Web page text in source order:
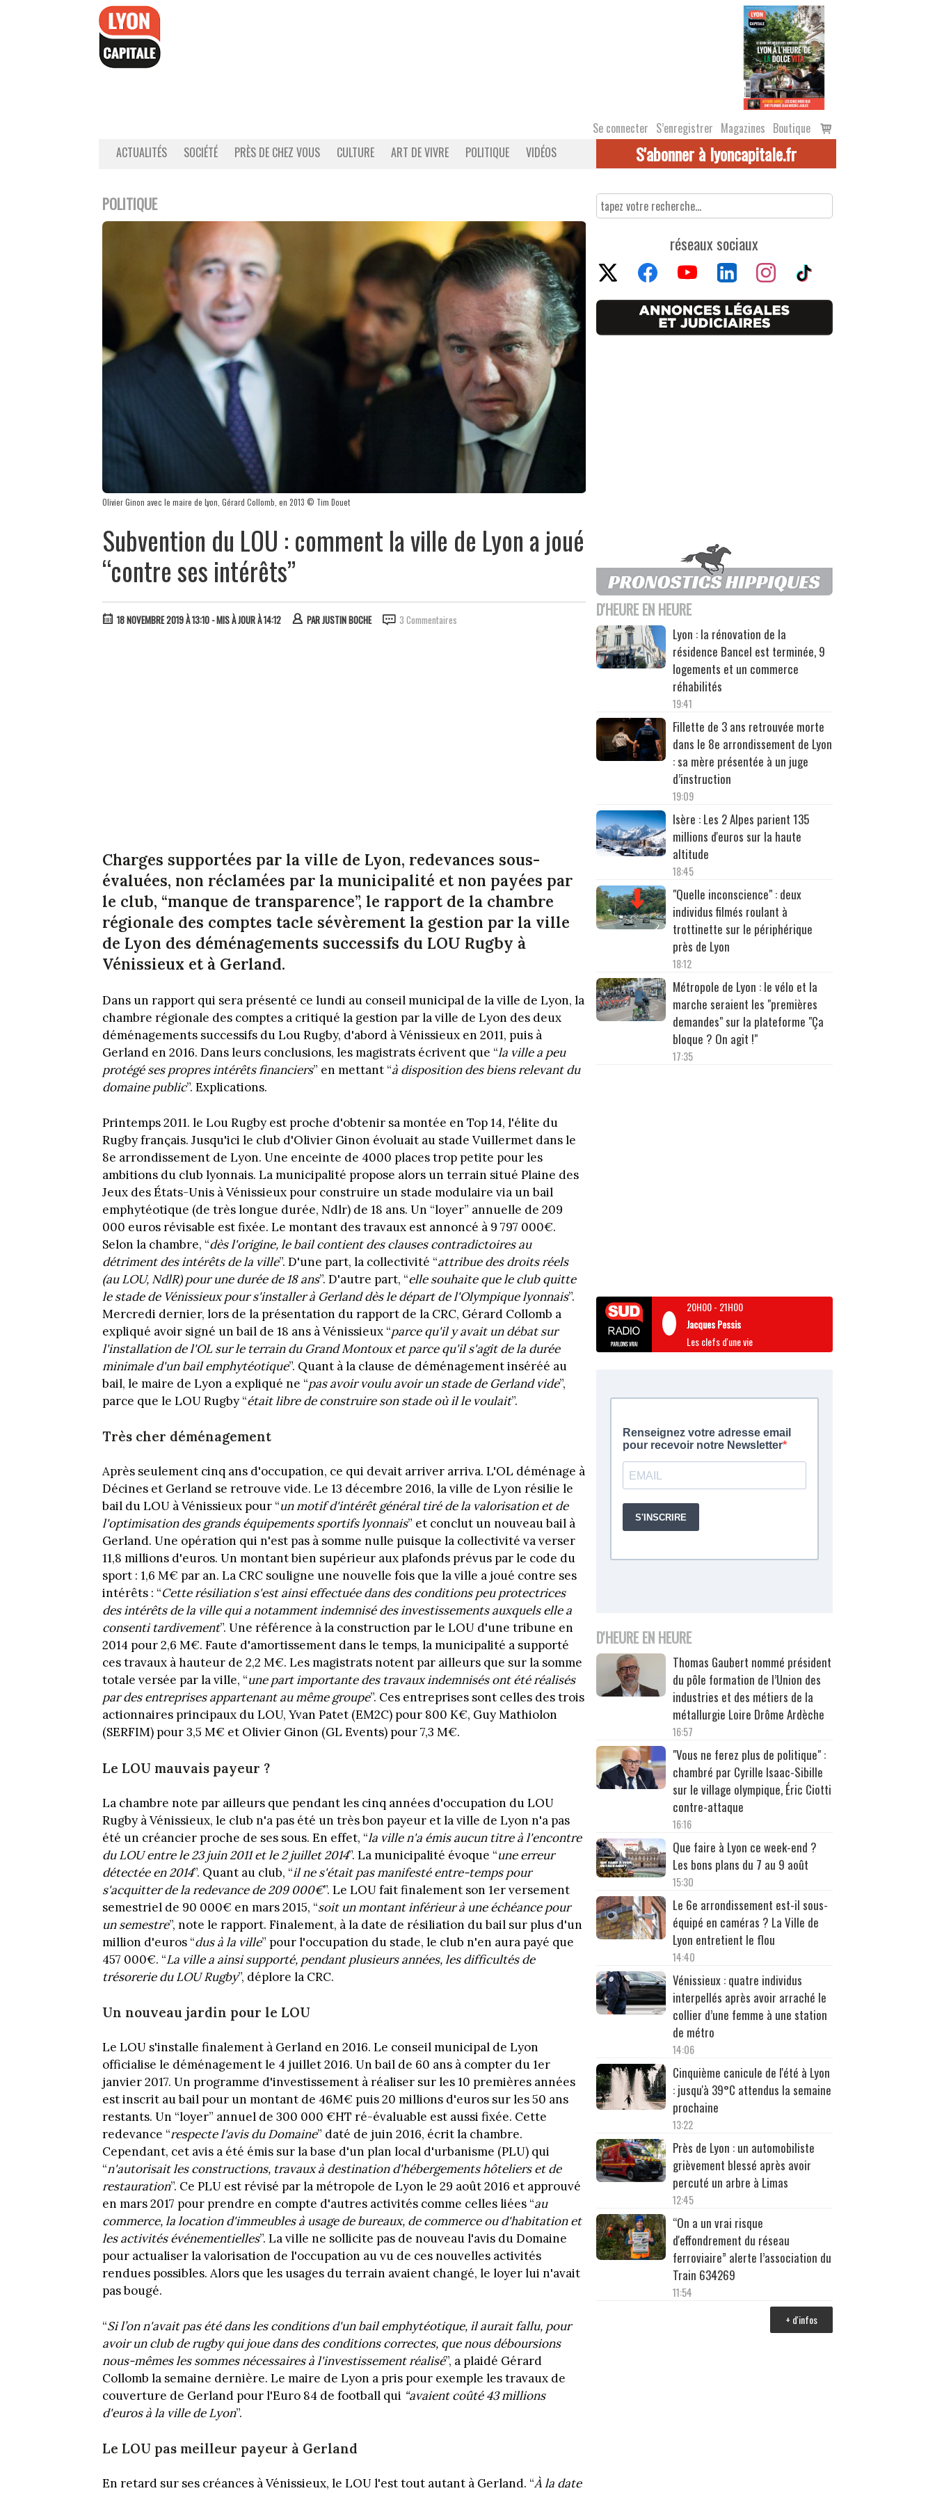
Se connecter S’enregistrer Magazines Boutique
Voir
le
ACTUALITÉS SOCIÉTÉ PRÈS DE CHEZ VOUS CULTURE ART DE VIVRE POLITIQUE VIDÉOS S'abonner à lyoncapitale.fr
POLITIQUE
Olivier Ginon avec le maire de Lyon, Gérard Collomb, en 2013 © Tim Douet
Subvention du LOU : comment la ville de Lyon a joué
“contre ses intérêts”
18 NOVEMBRE 2019 À 13:10 - MIS À JOUR À 14:12 PARJUSTIN BOCHE 3 Commentaires
Charges supportées par la ville de Lyon, redevances sous-
évaluées, non réclamées par la municipalité et non payées par
le club, “manque de transparence”, le rapport de la chambre
régionale des comptes tacle sévèrement la gestion par la ville
de Lyon des déménagements successifs du LOU Rugby à
Vénissieux et à Gerland.
Dans un rapport qui sera présenté ce lundi au conseil municipal de la ville de Lyon, la
chambre régionale des comptes a critiqué la gestion par la ville de Lyon des deux
déménagements successifs du Lou Rugby, d'abord à Vénissieux en 2011, puis à
Gerland en 2016. Dans leurs conclusions, les magistrats écrivent que “la ville a peu
protégé ses propres intérêts financiers” en mettant “à disposition des biens relevant du
domaine public”. Explications.
Printemps 2011. le Lou Rugby est proche d'obtenir sa montée en Top 14, l'élite du
Rugby français. Jusqu'ici le club d'Olivier Ginon évoluait au stade Vuillermet dans le
8e arrondissement de Lyon. Une enceinte de 4000 places trop petite pour les
ambitions du club lyonnais. La municipalité propose alors un terrain situé Plaine des
Jeux des États-Unis à Vénissieux pour construire un stade modulaire via un bail
emphytéotique (de très longue durée, Ndlr) de 18 ans. Un “loyer” annuelle de 209
000 euros révisable est fixée. Le montant des travaux est annoncé à 9 797 000€.
Selon la chambre, “dès l'origine, le bail contient des clauses contradictoires au
détriment des intérêts de la ville”. D'une part, la collectivité “attribue des droits réels
(au LOU, NdlR) pour une durée de 18 ans”. D'autre part, “elle souhaite que le club quitte
le stade de Vénissieux pour s'installer à Gerland dès le départ de l'Olympique lyonnais”.
Mercredi dernier, lors de la présentation du rapport de la CRC, Gérard Collomb a
expliqué avoir signé un bail de 18 ans à Vénissieux “parce qu'il y avait un débat sur
l'installation de l'OL sur le terrain du Grand Montoux et parce qu'il s'agit de la durée
minimale d'un bail emphytéotique”. Quant à la clause de déménagement inséréé au
bail, le maire de Lyon a expliqué ne “pas avoir voulu avoir un stade de Gerland vide”,
parce que le LOU Rugby “était libre de construire son stade où il le voulait”.
Très cher déménagement
Après seulement cinq ans d'occupation, ce qui devait arriver arriva. L'OL déménage à
Décines et Gerland se retrouve vide. Le 13 décembre 2016, la ville de Lyon résilie le
bail du LOU à Vénissieux pour “un motif d'intérêt général tiré de la valorisation et de
l'optimisation des grands équipements sportifs lyonnais” et conclut un nouveau bail à
Gerland. Une opération qui n'est pas à somme nulle puisque la collectivité va verser
11,8 millions d'euros. Un montant bien supérieur aux plafonds prévus par le code du
sport : 1,6 M€ par an. La CRC souligne une nouvelle fois que la ville a joué contre ses
intérêts : “Cette résiliation s'est ainsi effectuée dans des conditions peu protectrices
des intérêts de la ville qui a notamment indemnisé des investissements auxquels elle a
consenti tardivement”. Une référence à la construction par le LOU d'une tribune en
2014 pour 2,6 M€. Faute d'amortissement dans le temps, la municipalité a supporté
ces travaux à hauteur de 2,2 M€. Les magistrats notent par ailleurs que sur la somme
totale versée par la ville, “une part importante des travaux indemnisés ont été réalisés
par des entreprises appartenant au même groupe”. Ces entreprises sont celles des trois
actionnaires principaux du LOU, Yvan Patet (EM2C) pour 800 K€, Guy Mathiolon
(SERFIM) pour 3,5 M€ et Olivier Ginon (GL Events) pour 7,3 M€.
Le LOU mauvais payeur ?
La chambre note par ailleurs que pendant les cinq années d'occupation du LOU
Rugby à Vénissieux, le club n'a pas été un très bon payeur et la ville de Lyon n'a pas
été un créancier proche de ses sous. En effet, “la ville n'a émis aucun titre à l'encontre
du LOU entre le 23 juin 2011 et le 2 juillet 2014”. La municipalité évoque “une erreur
détectée en 2014”. Quant au club, “il ne s'était pas manifesté entre-temps pour
s'acquitter de la redevance de 209 000€”. Le LOU fait finalement son 1er versement
semestriel de 90 000€ en mars 2015, “soit un montant inférieur à une échéance pour
un semestre”, note le rapport. Finalement, à la date de résiliation du bail sur plus d'un
million d'euros “dus à la ville” pour l'occupation du stade, le club n'en aura payé que
457 000€. “La ville a ainsi supporté, pendant plusieurs années, les difficultés de
trésorerie du LOU Rugby”, déplore la CRC.
Un nouveau jardin pour le LOU
Le LOU s'installe finalement à Gerland en 2016. Le conseil municipal de Lyon
officialise le déménagement le 4 juillet 2016. Un bail de 60 ans à compter du 1er
janvier 2017. Un programme d'investissement à réaliser sur les 10 premières années
est inscrit au bail pour un montant de 46M€ puis 20 millions d'euros sur les 50 ans
restants. Un “loyer” annuel de 300 000 €HT ré-évaluable est aussi fixée. Cette
redevance “respecte l'avis du Domaine” daté de juin 2016, écrit la chambre.
Cependant, cet avis a été émis sur la base d'un plan local d'urbanisme (PLU) qui
“n'autorisait les constructions, travaux à destination d'hébergements hôteliers et de
restauration”. Ce PLU est révisé par la métropole de Lyon le 29 août 2016 et approuvé
en mars 2017 pour prendre en compte d'autres activités comme celles liées “au
commerce, la location d'immeubles à usage de bureaux, de commerce ou d'habitation et
les activités événementielles”. La ville ne sollicite pas de nouveau l'avis du Domaine
pour actualiser la valorisation de l'occupation au vu de ces nouvelles activités
rendues possibles. Alors que les usages du terrain avaient changé, le loyer lui n'avait
pas bougé.
“Si l’on n'avait pas été dans les conditions d'un bail emphytéotique, il aurait fallu, pour
avoir un club de rugby qui joue dans des conditions correctes, que nous déboursions
nous-mêmes les sommes nécessaires à l'investissement réalisé”, a plaidé Gérard
Collomb la semaine dernière. Le maire de Lyon a pris pour exemple les travaux de
couverture de Gerland pour l'Euro 84 de football qui “avaient coûté 43 millions
d'euros à la ville de Lyon”.
Le LOU pas meilleur payeur à Gerland
En retard sur ses créances à Vénissieux, le LOU l'est tout autant à Gerland. “À la date
réseaux sociaux
D'HEURE EN HEURE
Lyon : la rénovation de la
résidence Bancel est terminée, 9
logements et un commerce
réhabilités
19:41
Fillette de 3 ans retrouvée morte
dans le 8e arrondissement de Lyon
: sa mère présentée à un juge
d’instruction
19:09
Isère : Les 2 Alpes parient 135
millions d'euros sur la haute
altitude
18:45
"Quelle inconscience" : deux
individus filmés roulant à
trottinette sur le périphérique
près de Lyon
18:12
Métropole de Lyon : le vélo et la
marche seraient les "premières
demandes" sur la plateforme "Ça
bloque ? On agit !"
17:35
20H00- 21H00
Jacques Pessis
Les clefs d'une vie
D'HEURE EN HEURE
Thomas Gaubert nommé président
du pôle formation de l’Union des
industries et des métiers de la
métallurgie Loire Drôme Ardèche
16:57
"Vous ne ferez plus de politique" :
chambré par Cyrille Isaac-Sibille
sur le village olympique, Éric Ciotti
contre-attaque
16:16
Que faire à Lyon ce week-end ?
Les bons plans du 7 au 9 août
15:30
Le 6e arrondissement est-il sous-
équipé en caméras ? La Ville de
Lyon entretient le flou
14:40
Vénissieux : quatre individus
interpellés après avoir arraché le
collier d’une femme à une station
de métro
14:06
Cinquième canicule de l'été à Lyon
: jusqu'à 39°C attendus la semaine
prochaine
13:22
Près de Lyon : un automobiliste
grièvement blessé après avoir
percuté un arbre à Limas
12:45
“On a un vrai risque
d'effondrement du réseau
ferroviaire” alerte l’association du
Train 634269
11:54
+ d'infos